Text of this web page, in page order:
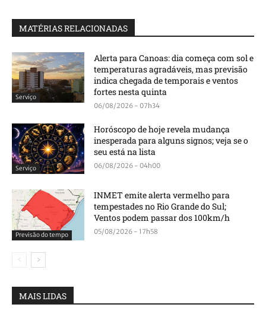
MATÉRIAS RELACIONADAS
Serviço
Alerta para Canoas: dia começa com sol e
temperaturas agradáveis, mas previsão
indica chegada de temporais e ventos
fortes nesta quinta
06/08/2026 - 07h34
Serviço
Horóscopo de hoje revela mudança
inesperada para alguns signos; veja se o
seu está na lista
06/08/2026 - 04h00
Previsão do tempo
INMET emite alerta vermelho para
tempestades no Rio Grande do Sul;
Ventos podem passar dos 100km/h
05/08/2026 - 17h58
MAIS LIDAS